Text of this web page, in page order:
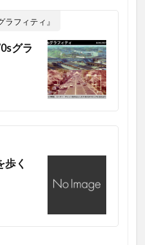
ラフィティ』
グラ
歩く